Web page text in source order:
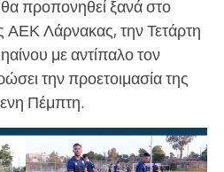
προπονηθεί ξανά στο
Λάρνακας, την Τετάρτη
με αντίπαλο τον
την προετοιμασία της
Πέμπτη.